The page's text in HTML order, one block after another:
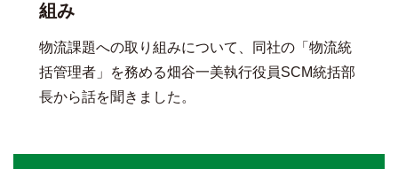
組み
物流課題への取り組みについて、同社の「物流統
括管理者」を務める畑谷一美執行役員SCM統括部
長から話を聞きました。